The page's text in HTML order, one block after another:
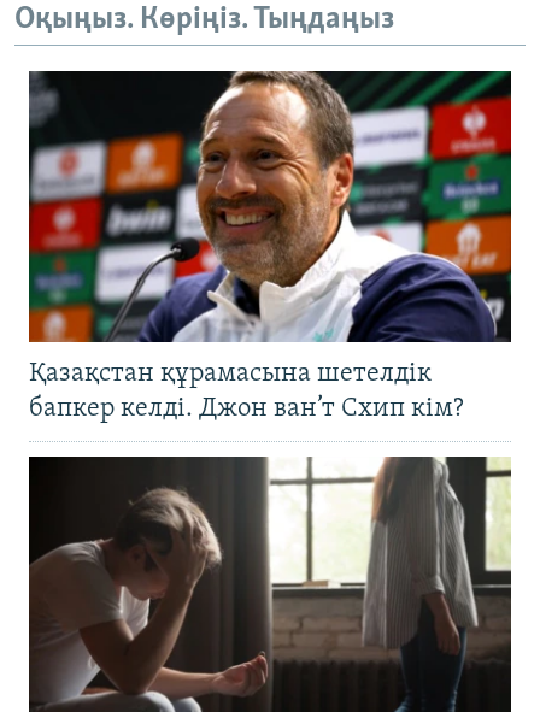
Оқыңыз. Көріңіз. Тыңдаңыз
Қазақстан құрамасына шетелдік
бапкер келді. Джон ван’т Схип кім?